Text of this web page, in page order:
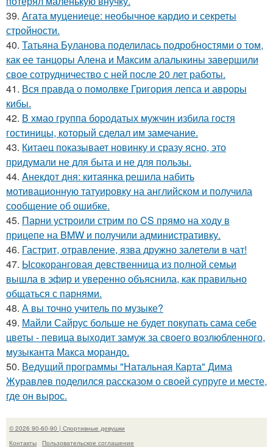
39. Агата муцениеце: необычное кардио и секреты
стройности.
40. Татьяна Буланова поделилась подробностями о том,
как ее танцоры Алена и Максим алалыкины завершили
свое сотрудничество с ней после 20 лет работы.
41. Вся правда о помолвке Григория лепса и авроры
кибы.
42. В хмао группа бородатых мужчин избила гостя
гостиницы, который сделал им замечание.
43. Китаец показывает новинку и сразу ясно, это
придумали не для быта и не для пользы.
44. Aнекдот дня: китаянка решила набить
мотивационную татуировку на английском и получила
сообщение об ошибке.
45. Парни устроили стрим по CS прямо на ходу в
прицепе на BMW и получили административку.
46. Гастрит, отравление, язва дружно залетели в чат!
47. Ысокоранговая девственница из полной семьи
вышла в эфир и уверенно объяснила, как правильно
общаться с парнями.
48. А вы точно учитель по музыке?
49. Майли Сайрус больше не будет покупать сама себе
цветы - певица выходит замуж за своего возлюбленного,
музыканта Макса морандо.
50. Ведущий программы "Натальная Карта" Дима
Журавлев поделился рассказом о своей супруге и месте,
где он вырос.
© 2026 90-60-90 | Спортивные девушки
Контакты
Пользовательское соглашение